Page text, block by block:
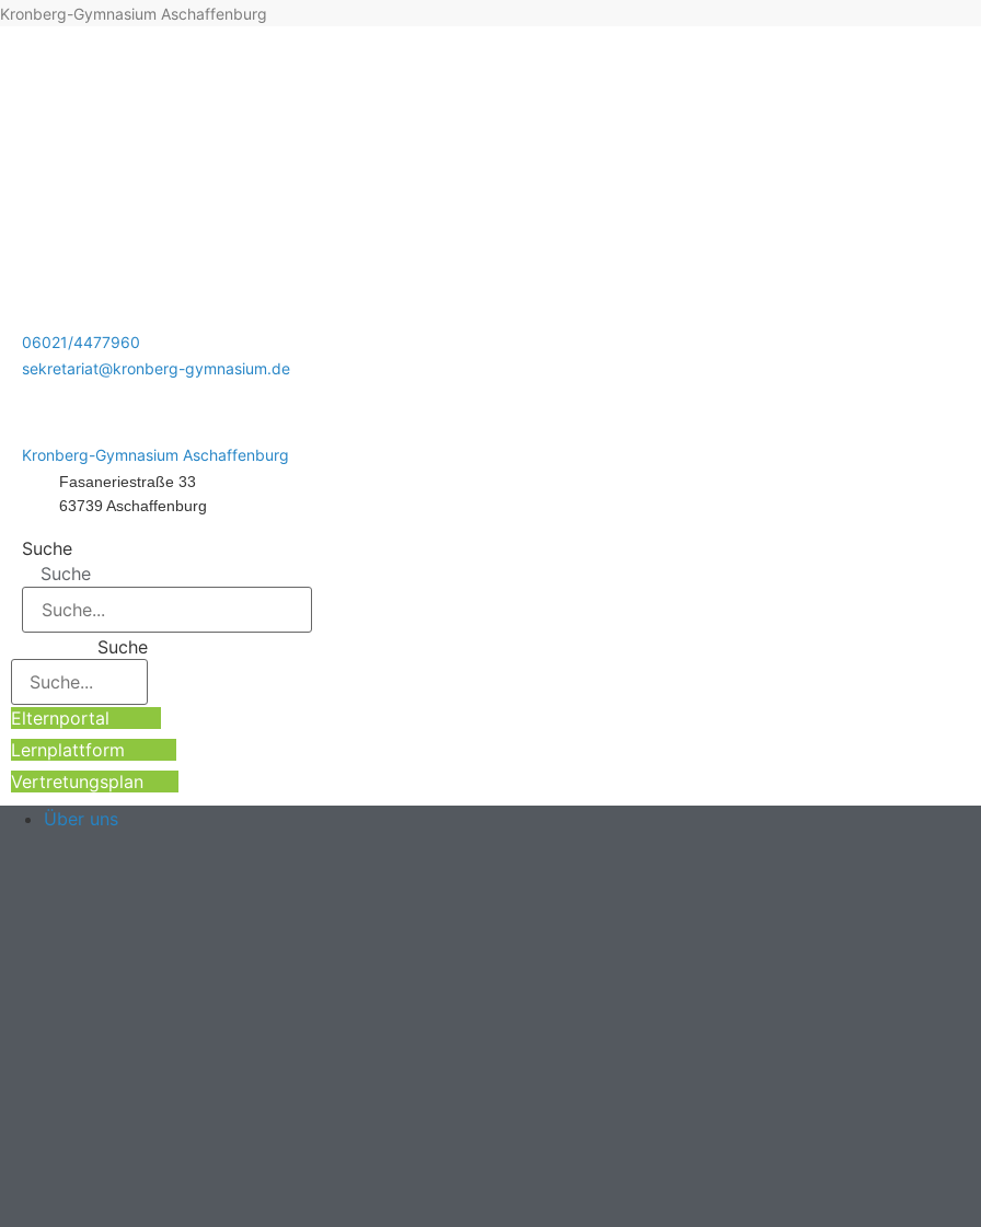
Kronberg-Gymnasium Aschaffenburg
06021/4477960
sekretariat@kronberg-gymnasium.de
Kronberg-Gymnasium Aschaffenburg
Fasaneriestraße 33
63739 Aschaffenburg
Suche
Suche
Suche
Elternportal
Lernplattform
Vertretungsplan
Über uns